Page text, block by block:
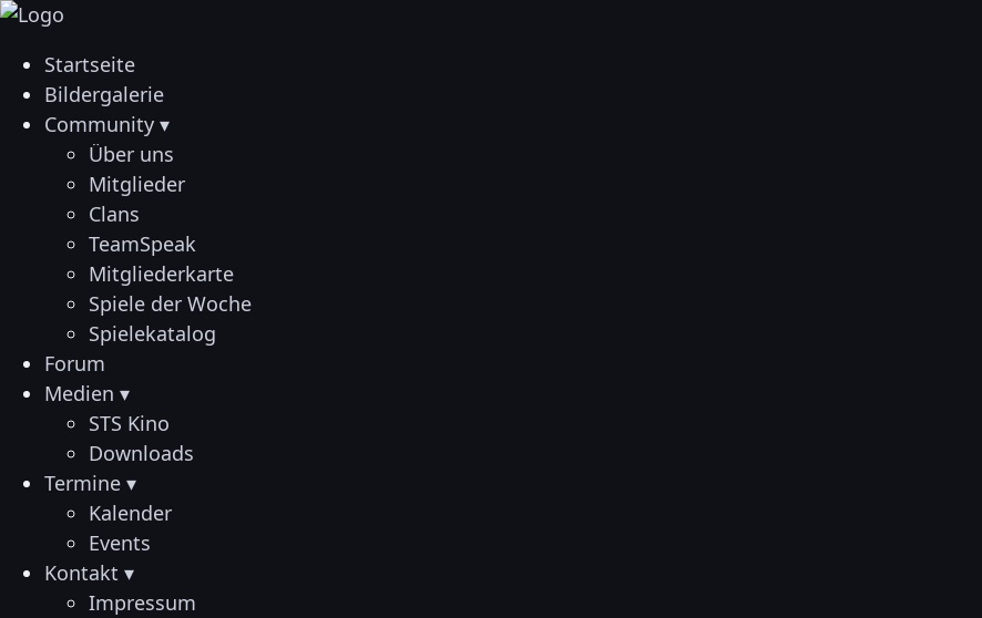
Startseite
Bildergalerie
Community ▾
Über uns
Mitglieder
Clans
TeamSpeak
Mitgliederkarte
Spiele der Woche
Spielekatalog
Forum
Medien ▾
STS Kino
Downloads
Termine ▾
Kalender
Events
Kontakt ▾
Impressum